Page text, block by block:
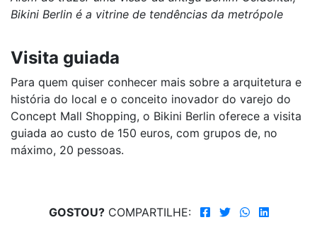
Bikini Berlin é a vitrine de tendências da metrópole
Visita guiada
Para quem quiser conhecer mais sobre a arquitetura e
história do local e o conceito inovador do varejo do
Concept Mall Shopping, o Bikini Berlin oferece a visita
guiada ao custo de 150 euros, com grupos de, no
máximo, 20 pessoas.
GOSTOU?COMPARTILHE: